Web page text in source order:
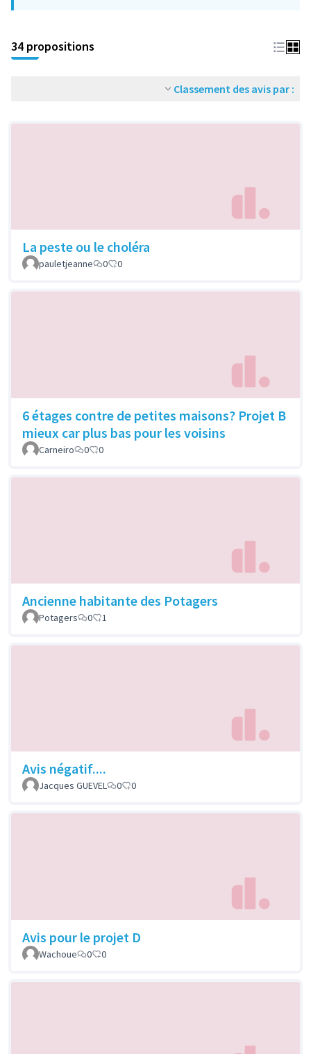
34 propositions
Classement des avis par :
La peste ou le choléra
pauletjeanne 0 0
6 étages contre de petites maisons? Projet B
mieux car plus bas pour les voisins
Carneiro 0 0
Ancienne habitante des Potagers
Potagers 0 1
Avis négatif....
Jacques GUEVEL 0 0
Avis pour le projet D
Wachoue 0 0